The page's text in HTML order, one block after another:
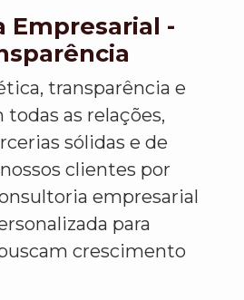
Empresarial -
transparência e
as relações,
sólidas e de
clientes por
empresarial
para
crescimento